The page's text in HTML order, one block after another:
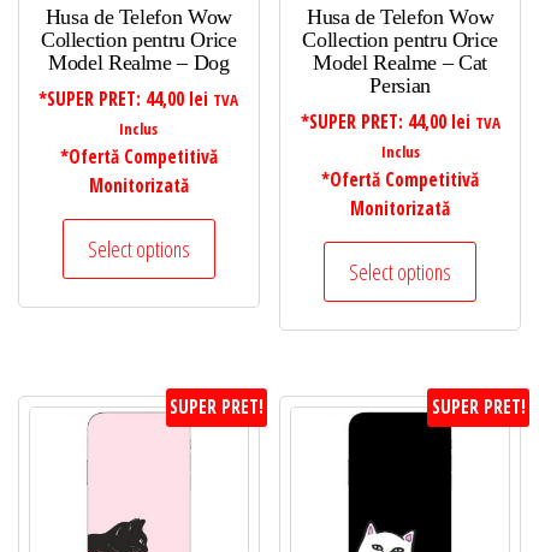
Husa de Telefon Wow
Collection pentru Orice
Model Realme – Dog
*SUPER PRET: 44,00 lei TVA
Inclus
*Ofertă Competitivă
Monitorizată
Select options
Husa de Telefon Wow
Collection pentru Orice
Model Realme – Cat
Persian
*SUPER PRET: 44,00 lei TVA
Inclus
*Ofertă Competitivă
Monitorizată
Select options
SUPER PRET! SUPER PRET!